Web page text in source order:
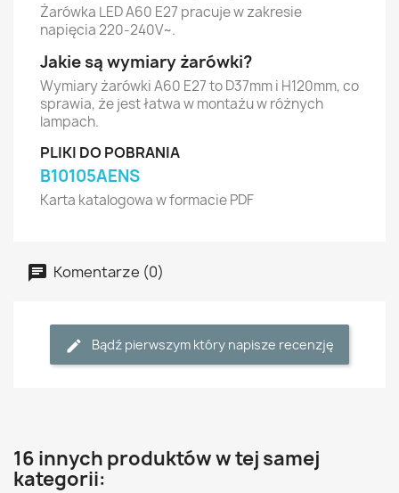
Żarówka LED A60 E27 pracuje w zakresie
napięcia 220-240V~.
Jakie są wymiary żarówki?
Wymiary żarówki A60 E27 to D37mm i H120mm, co
sprawia, że jest łatwa w montażu w różnych
lampach.
PLIKI DO POBRANIA
B10105AENS
Karta katalogowa w formacie PDF
Komentarze (0)
Bądź pierwszym który napisze recenzję
16 innych produktów w tej samej
kategorii: